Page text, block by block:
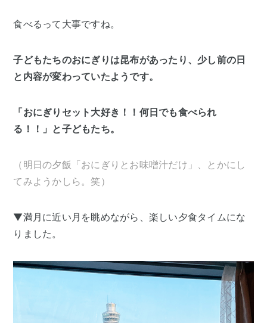
食べるって大事ですね。
子どもたちのおにぎりは昆布があったり、少し前の日
と内容が変わっていたようです。
「おにぎりセット大好き！！何日でも食べられ
る！！」と子どもたち。
（明日の夕飯「おにぎりとお味噌汁だけ」、とかにし
てみようかしら。笑）
▼満月に近い月を眺めながら、楽しい夕食タイムにな
りました。